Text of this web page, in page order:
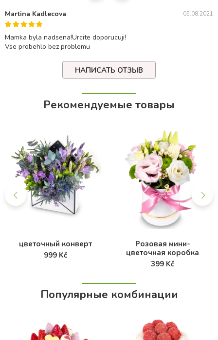
Martina Kadlecova 05.08.2021
Mamka byla nadsena!Urcite doporucuji!
Vse probehlo bez problemu
НАПИСАТЬ ОТЗЫВ
Рекомендуемые товары
цветочный конверт
999 Kč
Розовая мини-
цветочная коробка
399 Kč
Популярные комбинации